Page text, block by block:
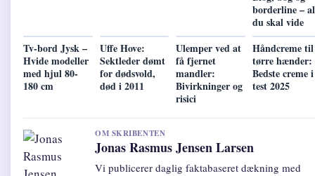
borderline –
du skal vide
Tv-bord Jysk –
Hvide modeller
med hjul 80-
180 cm
Uffe Hove:
Sektleder dømt
for dødsvold,
død i 2011
Ulemper ved at
få fjernet
mandler:
Bivirkninger og
risici
Håndcreme til
tørre hænder:
Bedste creme i
test 2025
OM SKRIBENTEN
Jonas Rasmus Jensen Larsen
Vi publicerer daglig faktabaseret dækning med